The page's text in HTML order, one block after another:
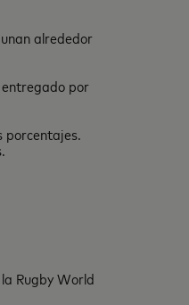
alrededor
por
porcentajes.
Rugby World